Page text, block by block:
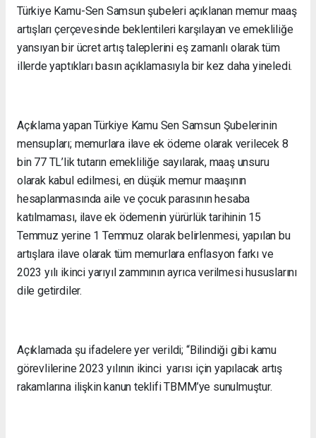
Türkiye Kamu-Sen Samsun şubeleri açıklanan memur maaş
artışları çerçevesinde beklentileri karşılayan ve emekliliğe
yansıyan bir ücret artış taleplerini eş zamanlı olarak tüm
illerde yaptıkları basın açıklamasıyla bir kez daha yineledi.
Açıklama yapan Türkiye Kamu Sen Samsun Şubelerinin
mensupları; memurlara ilave ek ödeme olarak verilecek 8
bin 77 TL’lik tutarın emekliliğe sayılarak, maaş unsuru
olarak kabul edilmesi, en düşük memur maaşının
hesaplanmasında aile ve çocuk parasının hesaba
katılmaması, ilave ek ödemenin yürürlük tarihinin 15
Temmuz yerine 1 Temmuz olarak belirlenmesi, yapılan bu
artışlara ilave olarak tüm memurlara enflasyon farkı ve
2023 yılı ikinci yarıyıl zammının ayrıca verilmesi hususlarını
dile getirdiler.
Açıklamada şu ifadelere yer verildi; “Bilindiği gibi kamu
görevlilerine 2023 yılının ikinci yarısı için yapılacak artış
rakamlarına ilişkin kanun teklifi TBMM’ye sunulmuştur.